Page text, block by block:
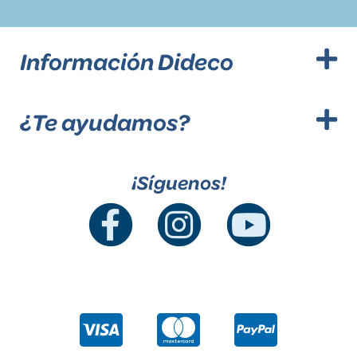
Información Dideco
¿Te ayudamos?
¡Síguenos!